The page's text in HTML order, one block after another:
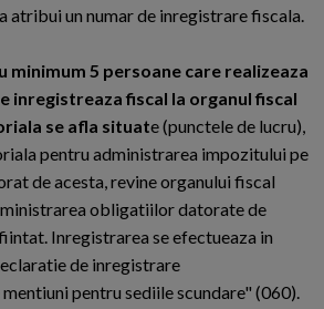
un numar de inregistrare fiscala.
minimum 5 persoane care realizeaza
inregistreaza fiscal la organul fiscal
se afla situate (punctele de lucru),
pentru administrarea impozitului pe
de acesta, revine organului fiscal
obligatiilor datorate de
Inregistrarea se efectueaza in
de inregistrare
pentru sediile scundare" (060).